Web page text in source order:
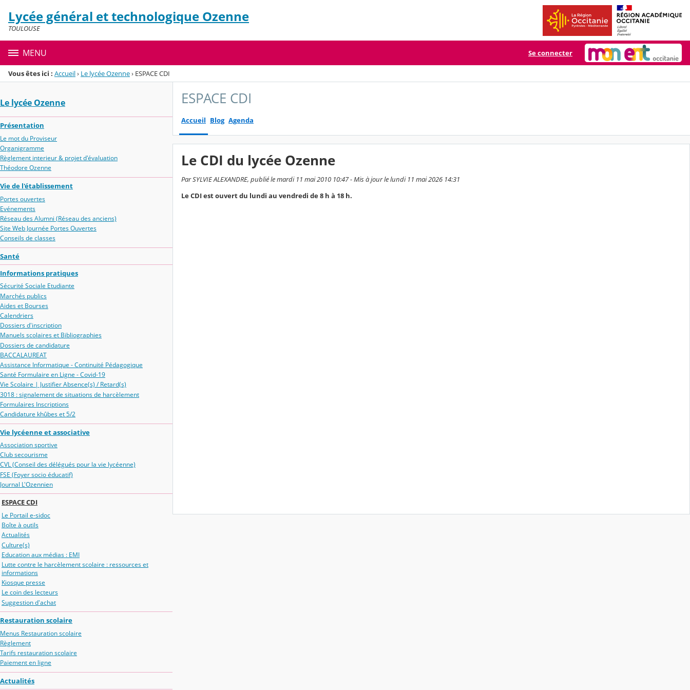
Menu de la rubrique
Contenu
Lycée général et technologique Ozenne
TOULOUSE
MENU Se connecter
Vous êtes ici : Accueil› Le lycée Ozenne› ESPACE CDI
Le lycée Ozenne
Présentation
Le mot du Proviseur
Organigramme
Règlement interieur & projet d'évaluation
Théodore Ozenne
Vie de l'établissement
Portes ouvertes
Evénements
Réseau des Alumni (Réseau des anciens)
Site Web Journée Portes Ouvertes
Conseils de classes
Santé
Informations pratiques
Sécurité Sociale Etudiante
Marchés publics
Aides et Bourses
Calendriers
Dossiers d'inscription
Manuels scolaires et Bibliographies
Dossiers de candidature
BACCALAUREAT
Assistance Informatique - Continuité Pédagogique
Santé Formulaire en Ligne - Covid-19
Vie Scolaire | Justifier Absence(s) / Retard(s)
3018 : signalement de situations de harcèlement
Formulaires Inscriptions
Candidature khûbes et 5/2
Vie lycéenne et associative
Association sportive
Club secourisme
CVL (Conseil des délégués pour la vie lycéenne)
FSE (Foyer socio éducatif)
Journal L'Ozennien
ESPACE CDI
Le Portail e-sidoc
Boîte à outils
Actualités
Culture(s)
Education aux médias : EMI
Lutte contre le harcèlement scolaire : ressources et
informations
Kiosque presse
Le coin des lecteurs
Suggestion d'achat
Restauration scolaire
Menus Restauration scolaire
Règlement
Tarifs restauration scolaire
Paiement en ligne
Actualités
ESPACE CDI
Accueil Blog Agenda
Le CDI du lycée Ozenne
Par SYLVIE ALEXANDRE, publié le mardi 11 mai 2010 10:47 - Mis à jour le lundi 11 mai 2026 14:31
Le CDI est ouvert du lundi au vendredi de 8 h à 18 h.